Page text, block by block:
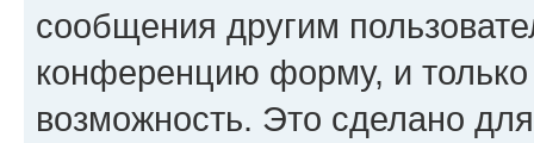
сообщения другим
конференцию форму, и
возможность. Это сделано